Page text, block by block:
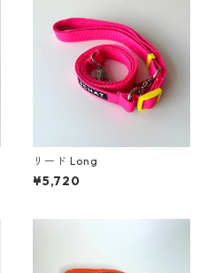
リード Long
¥5,720